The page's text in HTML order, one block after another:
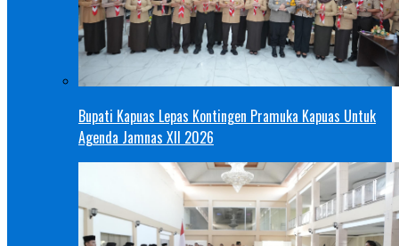
Bupati Kapuas Lepas Kontingen Pramuka Kapuas Untuk
Agenda Jamnas XII 2026